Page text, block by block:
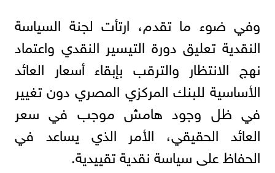
وفي ضوء ما تقدم، ارتأت لجنة السياسة
النقدية تعليق دورة التيسير النقدي واعتماد
نهج الانتظار والترقب بإبقاء أسعار العائد
الأساسية للبنك المركزي المصري دون تغيير
في ظل وجود هامش موجب في سعر
العائد الحقيقي، الأمر الذي يساعد في
الحفاظ على سياسة نقدية تقييدية.